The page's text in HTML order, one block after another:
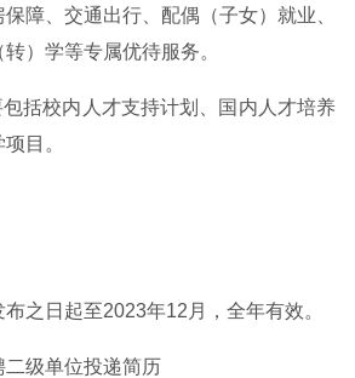
障、交通出行、配偶（子女）就业、
）学等专属优待服务。
括校内人才支持计划、国内人才培养
目。
之日起至2023年12月，全年有效。
级单位投递简历